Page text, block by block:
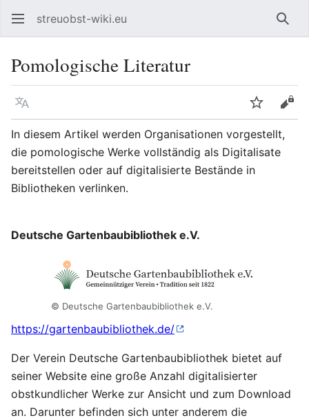
streuobst-wiki.eu
Pomologische Literatur
Sprache
In diesem Artikel werden Organisationen vorgestellt,
die pomologische Werke vollständig als Digitalisate
bereitstellen oder auf digitalisierte Bestände in
Bibliotheken verlinken.
Deutsche Gartenbaubibliothek e.V.
© Deutsche Gartenbaubibliothek e.V.
https://gartenbaubibliothek.de/
Der Verein Deutsche Gartenbaubibliothek bietet auf
seiner Website eine große Anzahl digitalisierter
obstkundlicher Werke zur Ansicht und zum Download
an. Darunter befinden sich unter anderem die